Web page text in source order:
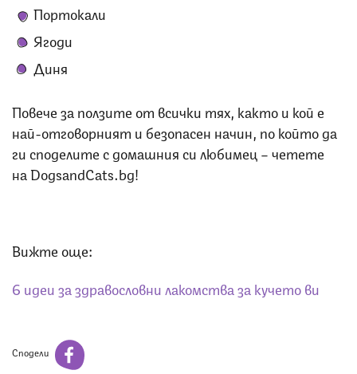
Портокали
Ягоди
Диня
Повече за ползите от всички тях, както и кой е
най-отговорният и безопасен начин, по който да
ги споделите с домашния си любимец – четете
на DogsandCats.bg!
Вижте още:
6 идеи за здравословни лакомства за кучето ви
Сподели